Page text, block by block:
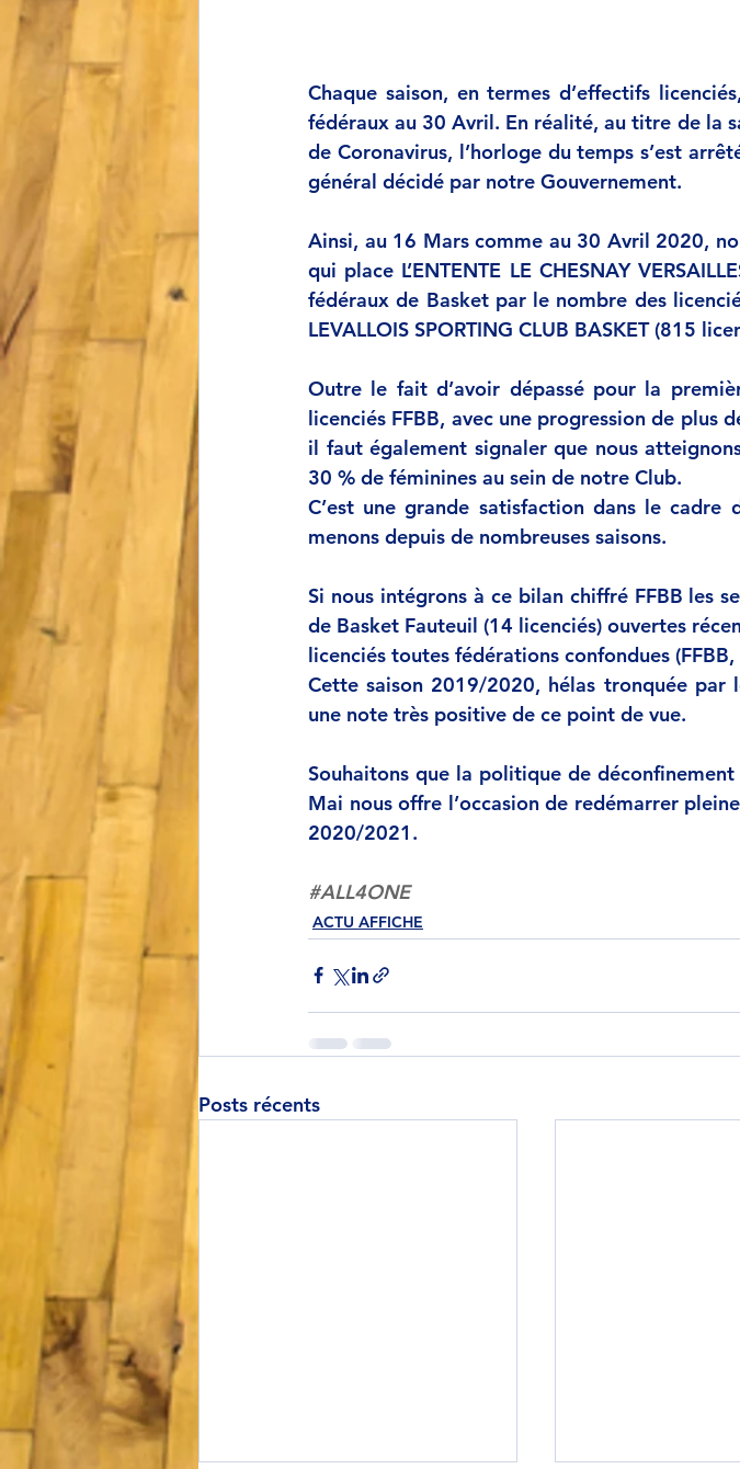
Chaque saison, en termes d’effectifs
fédéraux au 30 Avril. En réalité, au titre de la
de Coronavirus, l’horloge du temps s’est
général décidé par notre Gouvernement.
Ainsi, au 16 Mars comme au 30 Avril 2020,
qui place L’ENTENTE LE CHESNAY
fédéraux de Basket par le nombre des
LEVALLOIS SPORTING CLUB BASKET (815
Outre le fait d’avoir dépassé pour la
licenciés FFBB, avec une progression de plus
il faut également signaler que nous
30 % de féminines au sein de notre Club.
C’est une grande satisfaction dans le
menons depuis de nombreuses saisons.
Si nous intégrons à ce bilan chiffré FFBB les
de Basket Fauteuil (14 licenciés) ouvertes
licenciés toutes fédérations confondues
Cette saison 2019/2020, hélas tronquée
une note très positive de ce point de vue.
Souhaitons que la politique de
Mai nous offre l’occasion de redémarrer
2020/2021.
#ALL4ONE
ACTU AFFICHE
Posts récents